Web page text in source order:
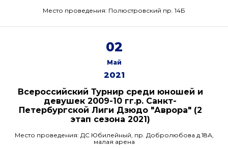
Место проведения: Полюстровский пр. 14Б
02
Май
2021
Всероссийский Турнир среди юношей и
девушек 2009-10 гг.р. Санкт-
Петербургской Лиги Дзюдо "Аврора" (2
этап сезона 2021)
Место проведения: ДС Юбилейный, пр. Добролюбова д.18А,
малая арена